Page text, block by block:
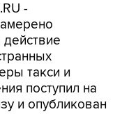
-
такси и
поступил на
и опубликован